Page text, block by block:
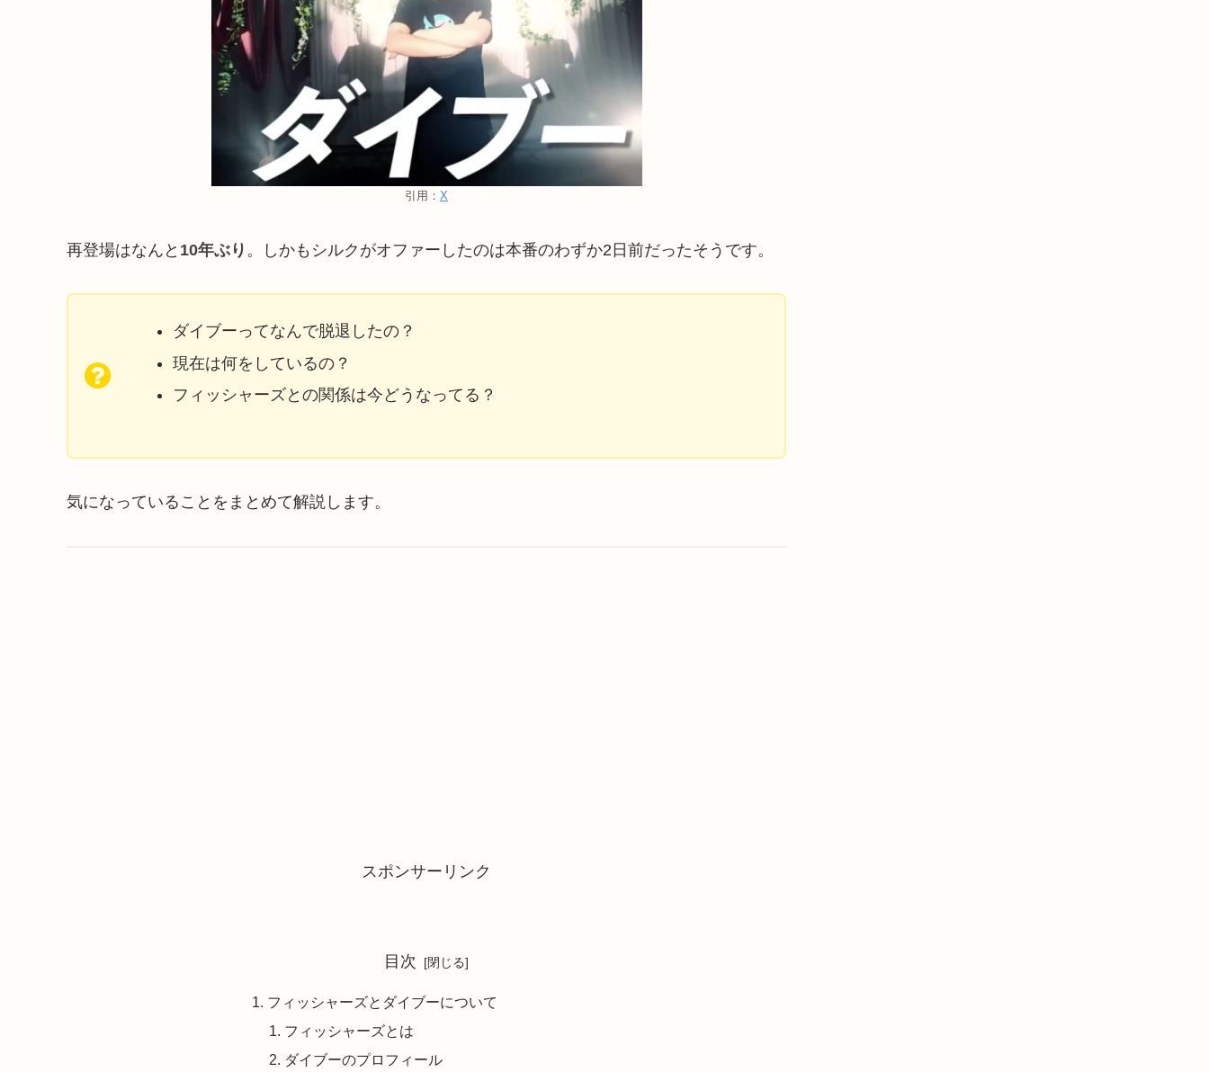
引用： X
再登場はなんと 10年ぶり 。しかもシルクがオファーしたのは本番のわずか2日前だったそうです。
ダイブーってなんで脱退したの？
現在は何をしているの？
フィッシャーズとの関係は今どうなってる？
気になっていることをまとめて解説します。
スポンサーリンク
目次
フィッシャーズとダイブーについて
フィッシャーズとは
ダイブーのプロフィール